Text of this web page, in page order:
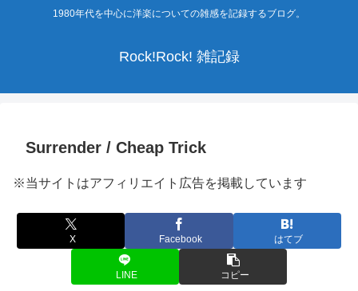
1980年代を中心に洋楽についての雑感を記録するブログ。
Rock!Rock! 雑記録
Surrender / Cheap Trick
※当サイトはアフィリエイト広告を掲載しています
X Facebook はてブ
LINE コピー